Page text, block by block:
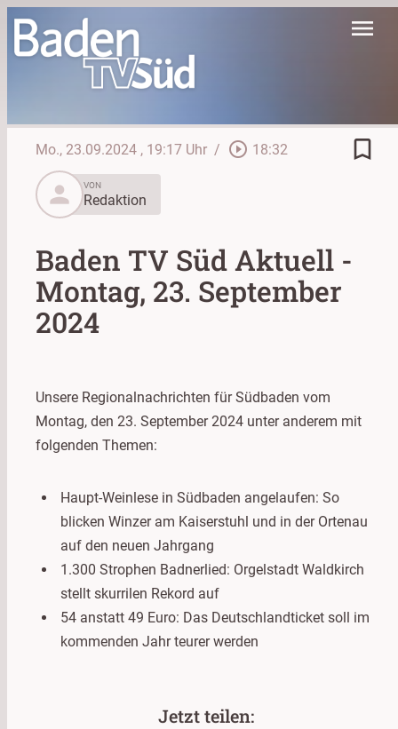
menu
Mo., 23.09.2024 , 19:17 Uhr / play_circle_outline 18:32
bookmark_border
person
VON
Redaktion
Baden TV Süd Aktuell -
Montag, 23. September
2024
Unsere Regionalnachrichten für Südbaden vom
Montag, den 23. September 2024 unter anderem mit
folgenden Themen:
Haupt-Weinlese in Südbaden angelaufen: So
blicken Winzer am Kaiserstuhl und in der Ortenau
auf den neuen Jahrgang
1.300 Strophen Badnerlied: Orgelstadt Waldkirch
stellt skurrilen Rekord auf
54 anstatt 49 Euro: Das Deutschlandticket soll im
kommenden Jahr teurer werden